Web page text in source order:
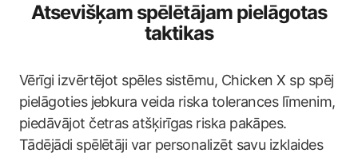
Atsevišķam spēlētājam pielāgotas
taktikas
Vērīgi izvērtējot spēles sistēmu, Chicken X sp spēj
pielāgoties jebkura veida riska tolerances līmenim,
piedāvājot četras atšķirīgas riska pakāpes.
Tādējādi spēlētāji var personalizēt savu izklaides